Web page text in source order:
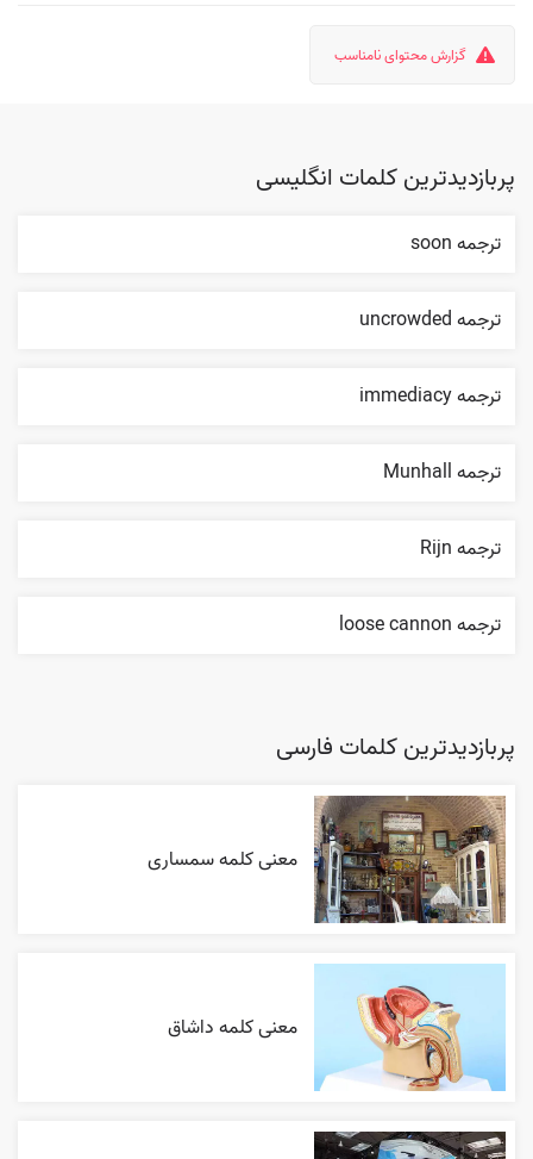
گزارش محتوای نامناسب
پربازدیدترین کلمات انگلیسی
ترجمه soon
ترجمه uncrowded
ترجمه immediacy
ترجمه Munhall
ترجمه Rijn
ترجمه loose cannon
پربازدیدترین کلمات فارسی
معنی کلمه سمساری
معنی کلمه داشاق